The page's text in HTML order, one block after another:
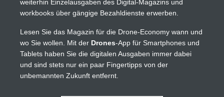
weiterhin Einzelausgaben des Digital-Magazins und
workbooks über gängige Bezahldienste erwerben.
Lesen Sie das Magazin für die Drone-Economy wann und
wo Sie wollen. Mit der Drones-App für Smartphones und
Tablets haben Sie die digitalen Ausgaben immer dabei
und sind stets nur ein paar Fingertipps von der
unbemannten Zukunft entfernt.